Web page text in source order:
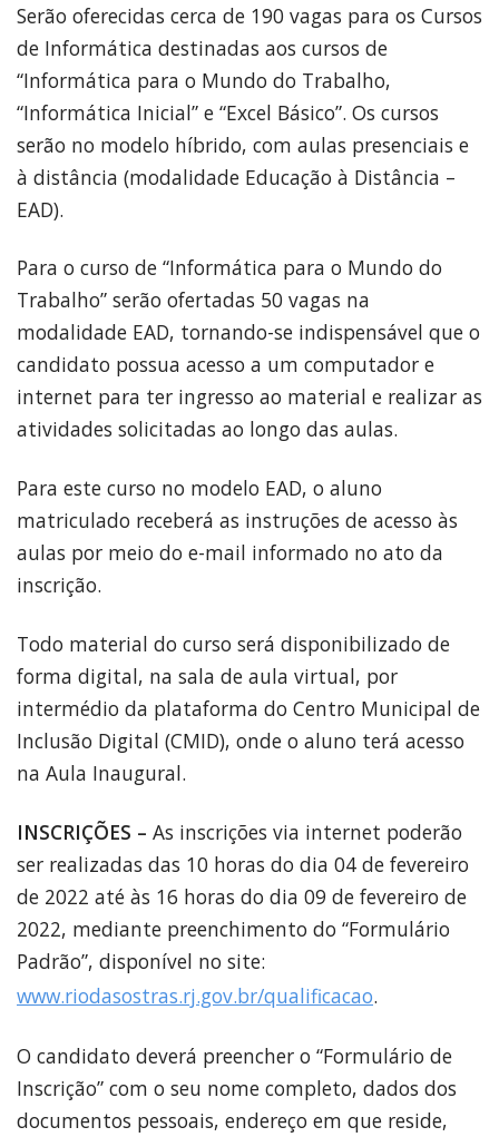
Serão oferecidas cerca de 190 vagas para os Cursos
de Informática destinadas aos cursos de
“Informática para o Mundo do Trabalho,
“Informática Inicial” e “Excel Básico”. Os cursos
serão no modelo híbrido, com aulas presenciais e
à distância (modalidade Educação à Distância –
EAD).
Para o curso de “Informática para o Mundo do
Trabalho” serão ofertadas 50 vagas na
modalidade EAD, tornando-se indispensável que o
candidato possua acesso a um computador e
internet para ter ingresso ao material e realizar as
atividades solicitadas ao longo das aulas.
Para este curso no modelo EAD, o aluno
matriculado receberá as instruções de acesso às
aulas por meio do e-mail informado no ato da
inscrição.
Todo material do curso será disponibilizado de
forma digital, na sala de aula virtual, por
intermédio da plataforma do Centro Municipal de
Inclusão Digital (CMID), onde o aluno terá acesso
na Aula Inaugural.
INSCRIÇÕES – As inscrições via internet poderão
ser realizadas das 10 horas do dia 04 de fevereiro
de 2022 até às 16 horas do dia 09 de fevereiro de
2022, mediante preenchimento do “Formulário
Padrão”, disponível no site:
www.riodasostras.rj.gov.br/qualificacao.
O candidato deverá preencher o “Formulário de
Inscrição” com o seu nome completo, dados dos
documentos pessoais, endereço em que reside,